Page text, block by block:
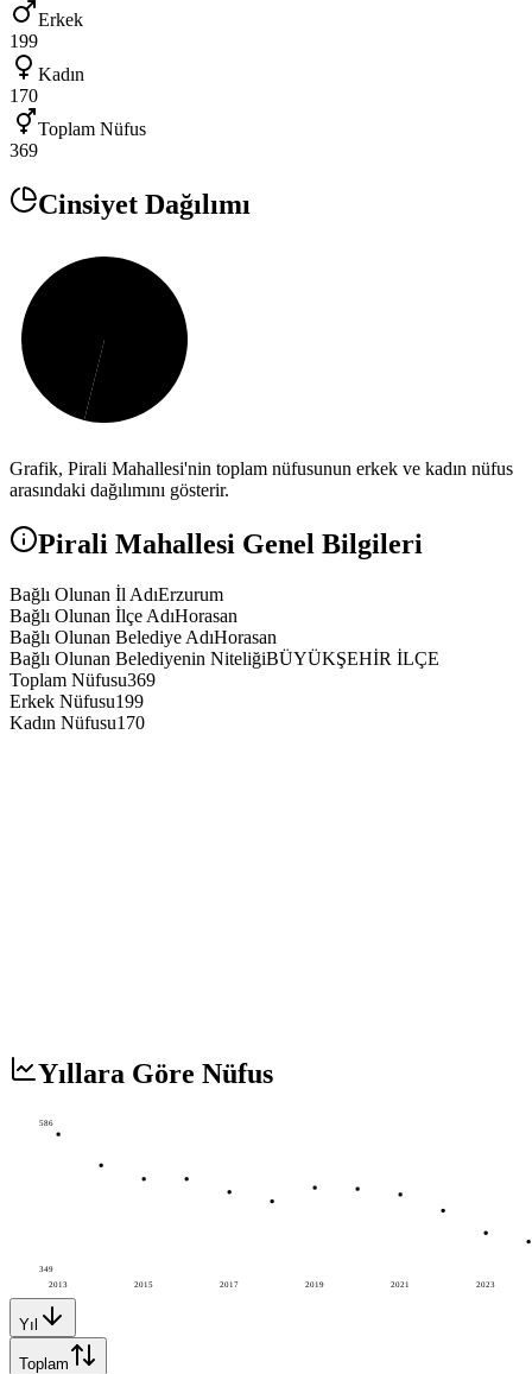
Erkek
199
Kadın
170
Toplam Nüfus
369
Cinsiyet Dağılımı
Grafik, Pirali Mahallesi'nin toplam nüfusunun erkek ve kadın nüfus
arasındaki dağılımını gösterir.
Pirali Mahallesi Genel Bilgileri
Bağlı Olunan İl AdıErzurum
Bağlı Olunan İlçe AdıHorasan
Bağlı Olunan Belediye AdıHorasan
Bağlı Olunan Belediyenin NiteliğiBÜYÜKŞEHİR İLÇE
Toplam Nüfusu369
Erkek Nüfusu199
Kadın Nüfusu170
Yıllara Göre Nüfus
2013 2015 2017 2019 2021 2023
586
349
Yıl
Toplam